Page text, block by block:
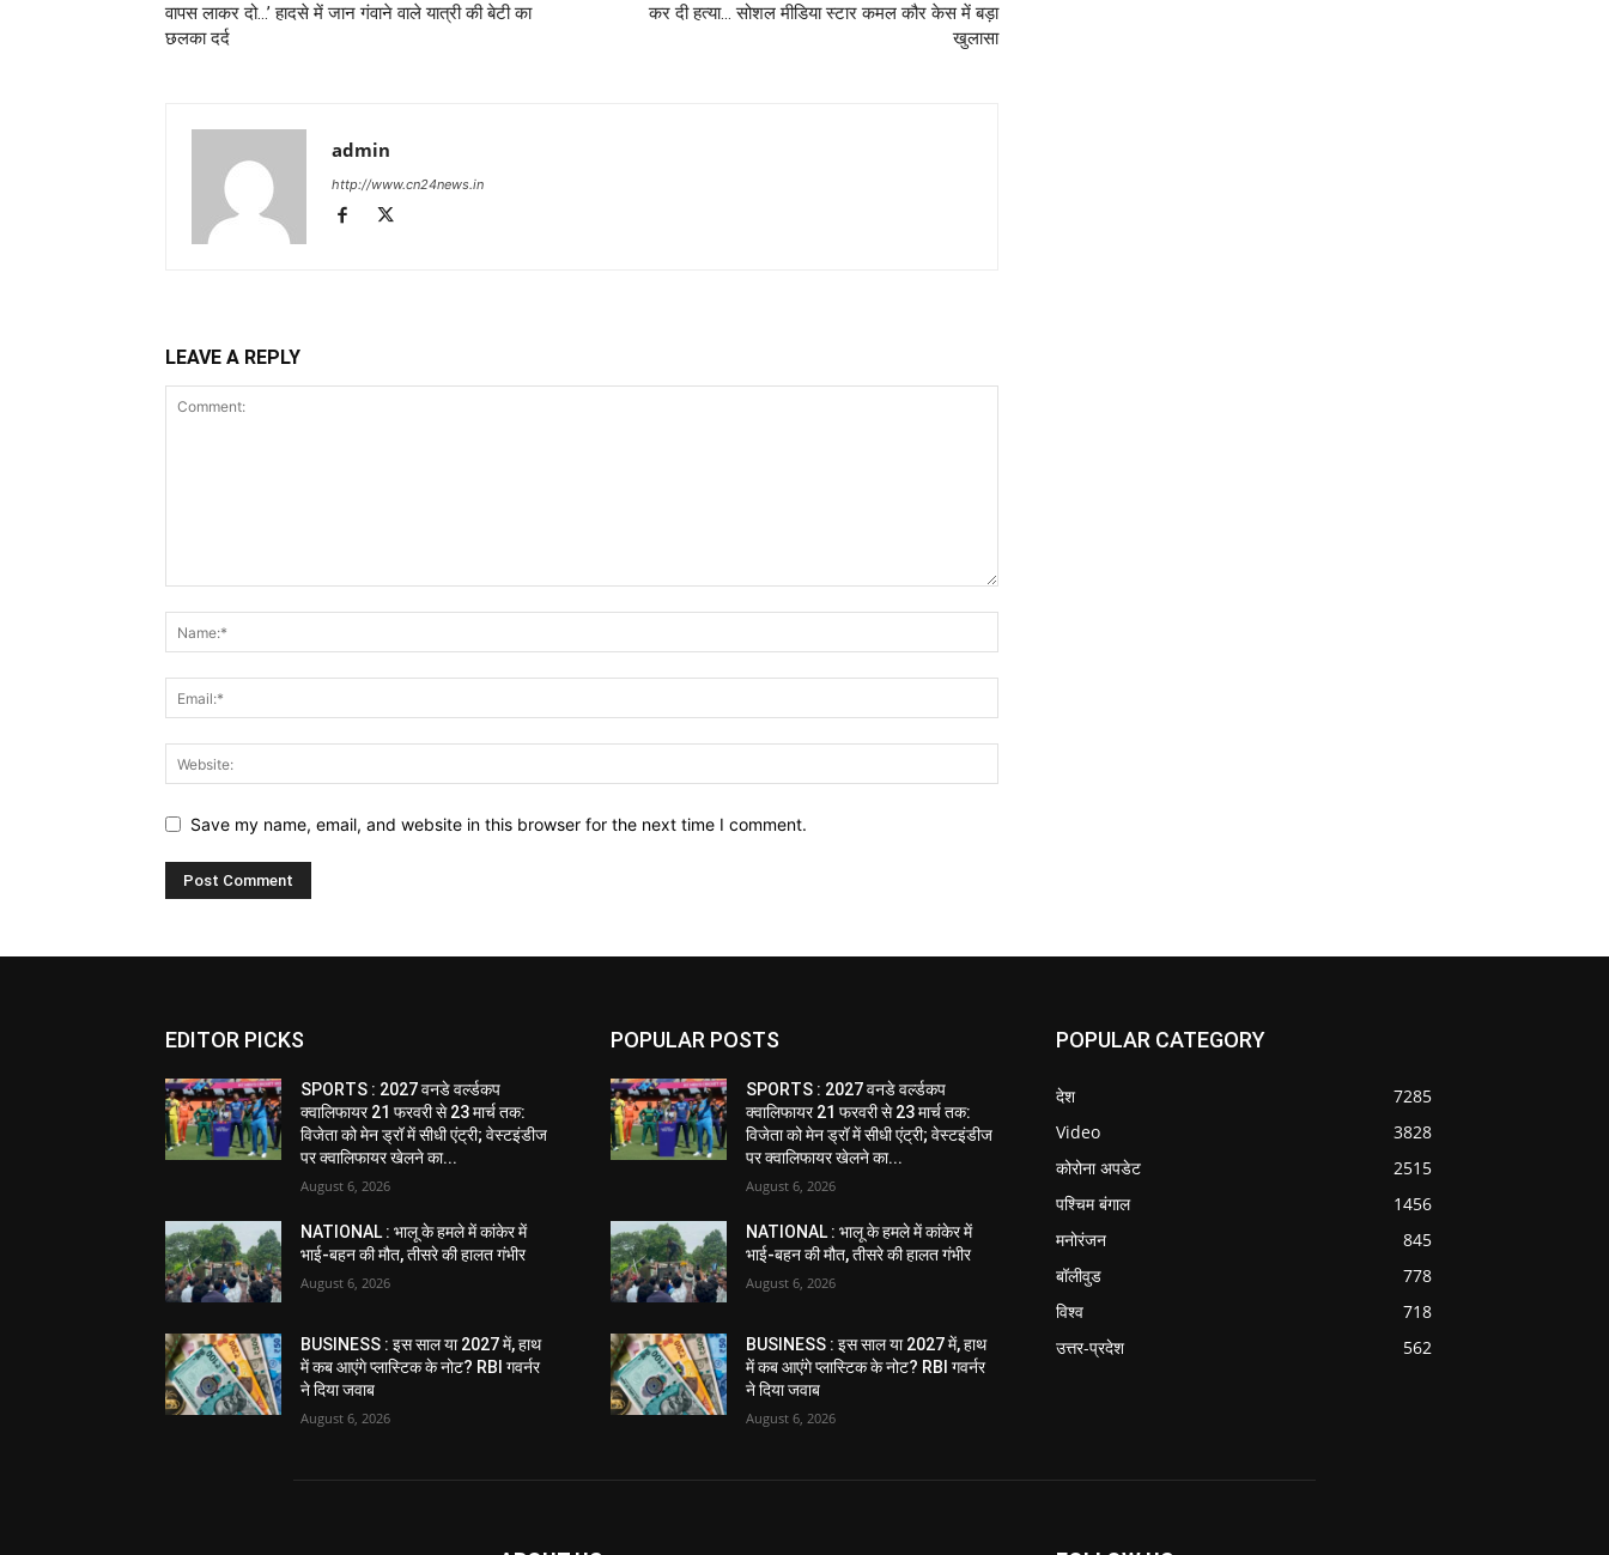
वापस लाकर दो…’ हादसे में जान गंवाने वाले यात्री की बेटी का
छलका दर्द
कर दी हत्या… सोशल मीडिया स्टार कमल कौर केस में बड़ा
खुलासा
admin
http://www.cn24news.in
LEAVE A REPLY
Save my name, email, and website in this browser for the next time I comment.
EDITOR PICKS
SPORTS : 2027 वनडे वर्ल्डकप
क्वालिफायर 21 फरवरी से 23 मार्च तक:
विजेता को मेन ड्रॉ में सीधी एंट्री; वेस्टइंडीज
पर क्वालिफायर खेलने का...
August 6, 2026
NATIONAL : भालू के हमले में कांकेर में
भाई-बहन की मौत, तीसरे की हालत गंभीर
August 6, 2026
BUSINESS : इस साल या 2027 में, हाथ
में कब आएंगे प्लास्टिक के नोट? RBI गवर्नर
ने दिया जवाब
August 6, 2026
POPULAR POSTS
SPORTS : 2027 वनडे वर्ल्डकप
क्वालिफायर 21 फरवरी से 23 मार्च तक:
विजेता को मेन ड्रॉ में सीधी एंट्री; वेस्टइंडीज
पर क्वालिफायर खेलने का...
August 6, 2026
NATIONAL : भालू के हमले में कांकेर में
भाई-बहन की मौत, तीसरे की हालत गंभीर
August 6, 2026
BUSINESS : इस साल या 2027 में, हाथ
में कब आएंगे प्लास्टिक के नोट? RBI गवर्नर
ने दिया जवाब
August 6, 2026
POPULAR CATEGORY
देश
7285
Video
3828
कोरोना अपडेट
2515
पश्चिम बंगाल
1456
मनोरंजन
845
बॉलीवुड
778
विश्व
718
उत्तर-प्रदेश
562